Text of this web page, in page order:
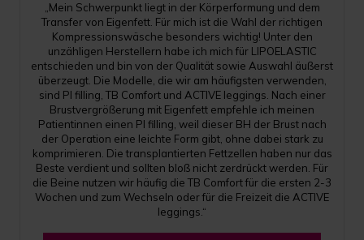
„Mein Schwerpunkt liegt in der Körperformung und dem
Transfer von Eigenfett. Für mich ist die Wahl der richtigen
Kompressionswäsche besonders wichtig! Unter den
unzähligen Herstellern habe ich mich für LIPOELASTIC
entschieden und bin von der Qualität sowie Auswahl äußerst
überzeugt. Die Modelle, die wir am häufigsten verwenden,
sind PI filling, TB Comfort und ACTIVE leggings. Nach einer
Brustvergrößerung mit Eigenfett empfehle ich meinen
Patientinnen einen PI filling, weil dieser BH der Brust nach
der Operation eine leichte Form gibt, ohne dabei stark zu
komprimieren. Die transplantierten Fettzellen haben nur das
Beste verdient und sollten bloß nicht zerdrückt werden. Für
die Beine nutzen wir häufig die TB Comfort für die ersten 2-3
Wochen und zum Wechseln oder für die Freizeit die ACTIVE
leggings.“